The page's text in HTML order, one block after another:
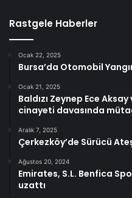
Rastgele Haberler
Ocak 22, 2025
Bursa’da Otomobil
Ocak 21, 2025
Baldızı Zeynep Ece
cinayeti davasında
Aralık 7, 2025
Çerkezköy’de Sürücü
Ağustos 20, 2024
Emirates, S.L. Benfica
uzattı